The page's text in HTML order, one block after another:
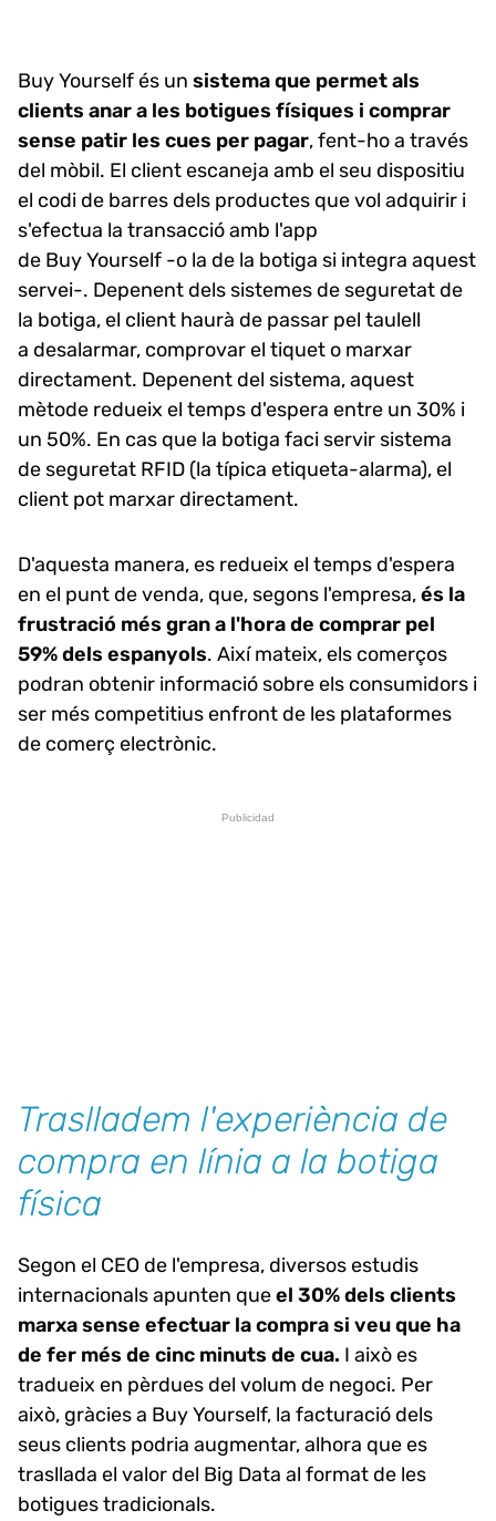
Buy Yourself és un sistema que permet als
clients anar a les botigues físiques i comprar
sense patir les cues per pagar, fent-ho a través
del mòbil. El client escaneja amb el seu dispositiu
el codi de barres dels productes que vol adquirir i
s'efectua la transacció amb l'app
de Buy Yourself -o la de la botiga si integra aquest
servei-. Depenent dels sistemes de seguretat de
la botiga, el client haurà de passar pel taulell
a desalarmar, comprovar el tiquet o marxar
directament. Depenent del sistema, aquest
mètode redueix el temps d'espera entre un 30% i
un 50%. En cas que la botiga faci servir sistema
de seguretat RFID (la típica etiqueta-alarma), el
client pot marxar directament.
D'aquesta manera, es redueix el temps d'espera
en el punt de venda, que, segons l'empresa,és la
frustració més gran a l'hora de comprar pel
59% dels espanyols. Així mateix, els comerços
podran obtenir informació sobre els consumidors i
ser més competitius enfront de les plataformes
de comerç electrònic.
Traslladem l'experiència de
compra en línia a la botiga
física
Segon el CEO de l'empresa, diversos estudis
internacionals apunten queel 30% dels clients
marxa sense efectuar la compra si veu que ha
de fer més de cinc minuts de cua. I això es
tradueix en pèrdues del volum de negoci. Per
això, gràcies a Buy Yourself, la facturació dels
seus clients podria augmentar, alhora que es
trasllada el valor del Big Data al format de les
botigues tradicionals.